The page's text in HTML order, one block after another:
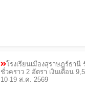
โรงเรียนเมืองสุราษฎร์ธานี
ชั่วคราว 2 อัตรา เงินเดือน
10-19 ส.ค. 2569